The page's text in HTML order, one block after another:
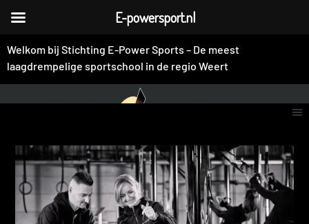
Welkom bij Stichting E-Power Sports – De meest
laagdrempelige sportschool in de regio Weert
E-powersport.nl